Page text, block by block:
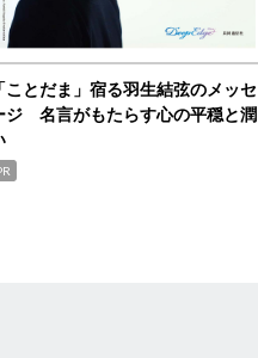
「ことだま」宿る羽生結弦のメッセ
ジ 名言がもたらす心の平穏と潤